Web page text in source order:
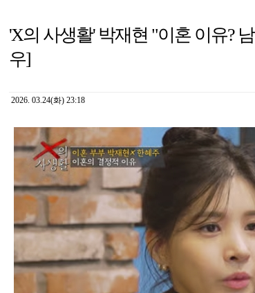
'X의 사생활' 박재현 "이혼 이유?
우]
2026. 03.24(화) 23:18